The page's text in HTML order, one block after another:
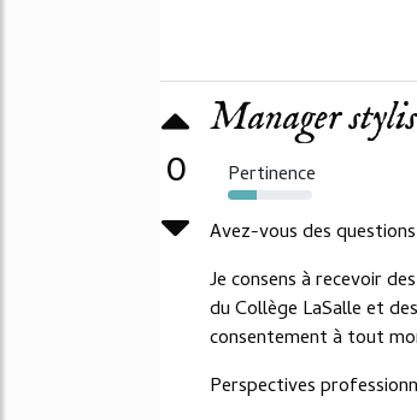
0
Manager
Pertinence
34%
Avez-vous des
Je consens à recevoir
du Collège LaSalle et
consentement à tout
Perspectives